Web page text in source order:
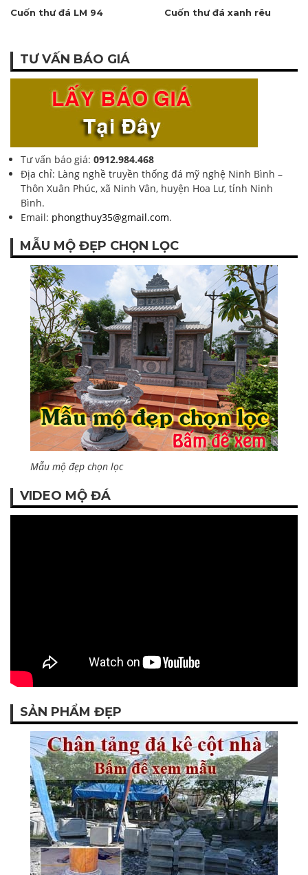
Cuốn thư đá LM 94 Cuốn thư đá xanh rêu
TƯ VẤN BÁO GIÁ
Tư vấn báo giá: 0912.984.468
Địa chỉ: Làng nghề truyền thống đá mỹ nghệ Ninh Bình –
Thôn Xuân Phúc, xã Ninh Vân, huyện Hoa Lư, tỉnh Ninh
Bình.
Email: phongthuy35@gmail.com.
MẪU MỘ ĐẸP CHỌN LỌC
Mẫu mộ đẹp chọn lọc
VIDEO MỘ ĐÁ
SẢN PHẨM ĐẸP